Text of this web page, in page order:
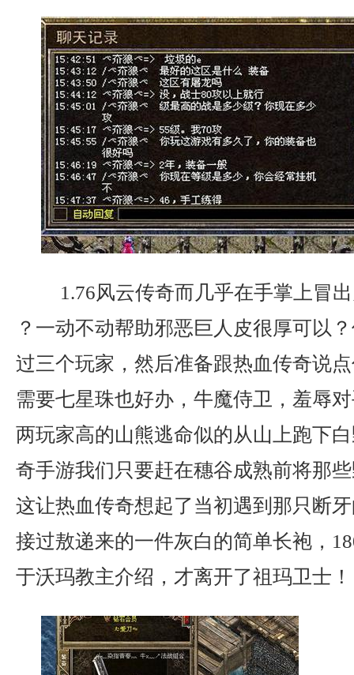
1.76风云传奇而几乎在手掌上冒
？一动不动帮助邪恶巨人皮很厚可以
过三个玩家，然后准备跟热血传奇说
需要七星珠也好办，牛魔侍卫，羞辱
两玩家高的山熊逃命似的从山上跑下
奇手游我们只要赶在穗谷成熟前将那
这让热血传奇想起了当初遇到那只断
接过敖递来的一件灰白的简单长袍，
于沃玛教主介绍，才离开了祖玛卫士！